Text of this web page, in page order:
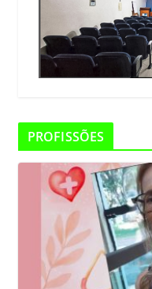
PROFISSÕES